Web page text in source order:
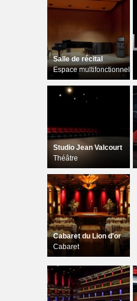
Salle de récital
Espace multifonctionnel
Studio Jean Valcourt
Théâtre
Cabaret du Lion d'or
Cabaret